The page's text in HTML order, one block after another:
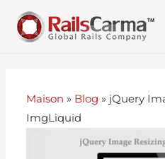
Maison » Blog » jQuery
ImgLiquid